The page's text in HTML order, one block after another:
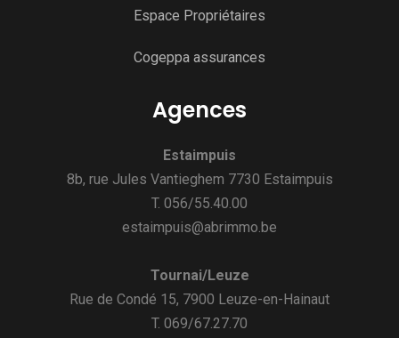
Espace Propriétaires
Cogeppa assurances
Agences
Estaimpuis
8b, rue Jules Vantieghem 7730 Estaimpuis
T. 056/55.40.00
estaimpuis@abrimmo.be
Tournai/Leuze
Rue de Condé 15, 7900 Leuze-en-Hainaut
T. 069/67.27.70